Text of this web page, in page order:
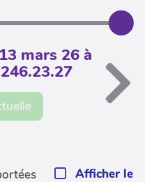
mars 26 à
Afficher le